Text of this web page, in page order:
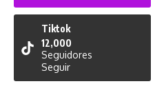
Tiktok
12,000
Seguidores
Seguir